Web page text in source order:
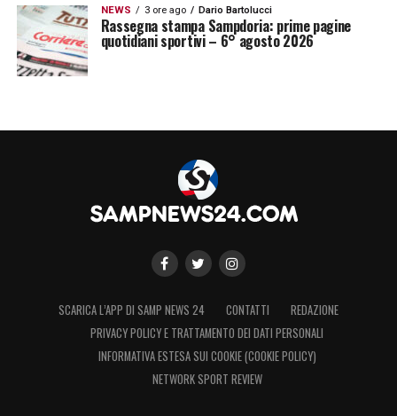
NEWS 3 ore ago Dario Bartolucci
Rassegna stampa Sampdoria: prime pagine
quotidiani sportivi – 6° agosto 2026
SCARICA L’APP DI SAMP NEWS 24 CONTATTI
REDAZIONE
PRIVACY POLICY E TRATTAMENTO DEI DATI PERSONALI
INFORMATIVA ESTESA SUI COOKIE (COOKIE POLICY)
NETWORK SPORT REVIEW